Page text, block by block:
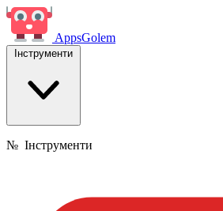
AppsGolem
Інструменти
№ Інструменти